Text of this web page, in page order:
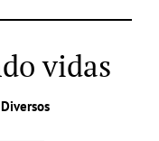
vidas
Diversos